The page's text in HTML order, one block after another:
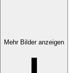
Mehr Bilder anzeigen